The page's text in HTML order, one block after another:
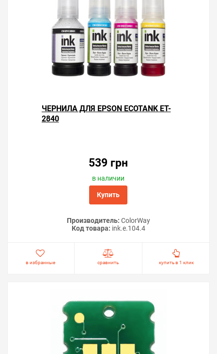
ЧЕРНИЛА ДЛЯ EPSON ECOTANK ET-
2840
539 грн
в наличии
Купить
Производитель: ColorWay
Код товара: ink.e.104.4
в избранные сравнить купить в 1 клик